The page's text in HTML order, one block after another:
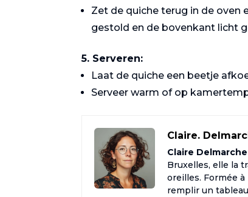
Zet de quiche terug in de oven
gestold en de bovenkant licht
5. Serveren:
Laat de quiche een beetje
Serveer warm of op
Claire.
Claire
Bruxelles, elle la
oreilles. Formée
remplir un